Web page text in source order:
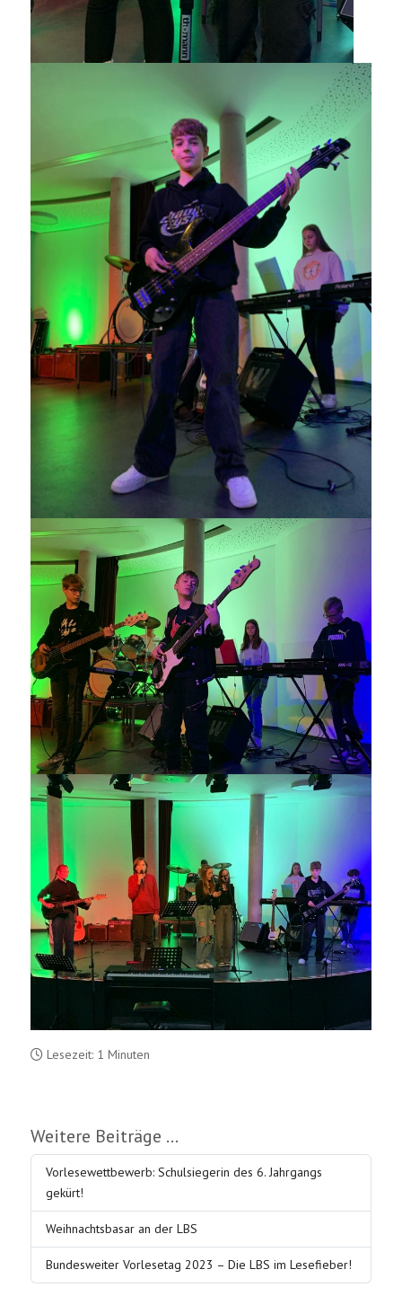
Lesezeit: 1 Minuten
Weitere Beiträge …
Vorlesewettbewerb: Schulsiegerin des 6. Jahrgangs
gekürt!
Weihnachtsbasar an der LBS
Bundesweiter Vorlesetag 2023 – Die LBS im Lesefieber!